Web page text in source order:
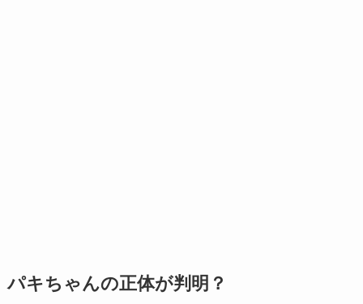
パキちゃんの正体が判明？